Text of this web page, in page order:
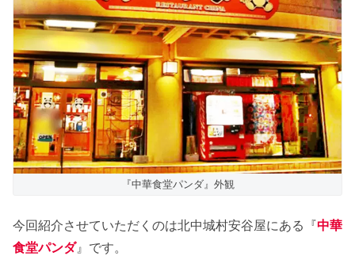
『中華食堂パンダ』外観
今回紹介させていただくのは北中城村安谷屋にある『中華
食堂パンダ』です。